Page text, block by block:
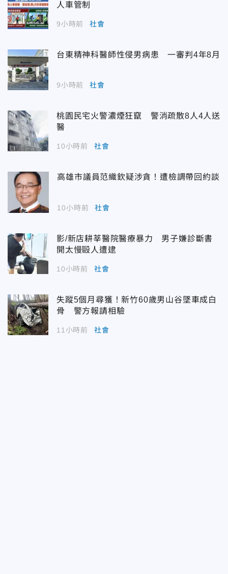
人車管制
9小時前 社會
台東精神科醫師性侵男病患 一審判4年8月
9小時前 社會
桃園民宅火警濃煙狂竄 警消疏散8人4人送
醫
10小時前 社會
高雄市議員范織欽疑涉貪！遭檢調帶回約談
10小時前 社會
影/新店耕莘醫院醫療暴力 男子嫌診斷書
開太慢毆人遭逮
10小時前 社會
失蹤5個月尋獲！新竹60歲男山谷墜車成白
骨 警方報請相驗
11小時前 社會